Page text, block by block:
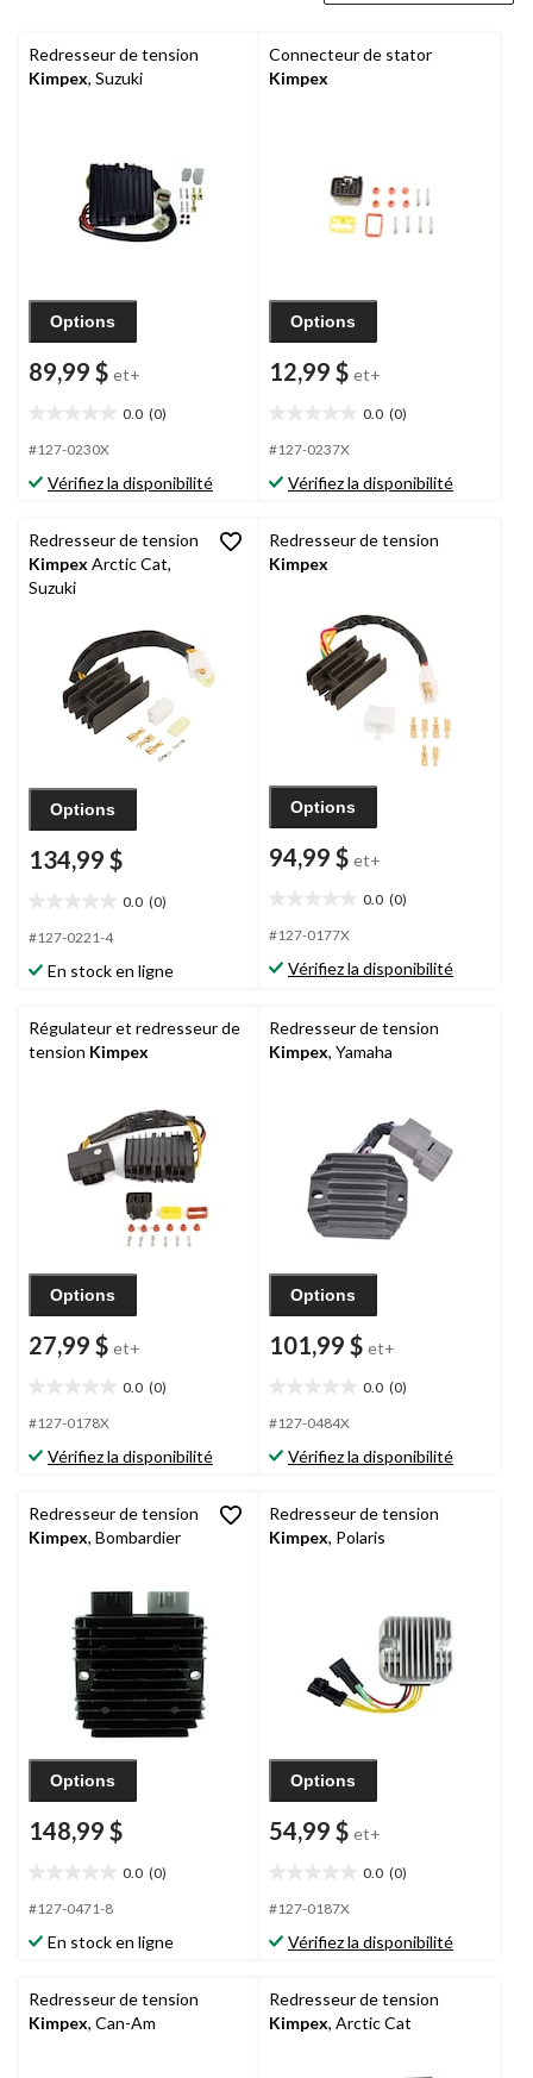
Redresseur de tension
Kimpex, Suzuki
Options
89,99 $ et+
0.0 (0)
étoile(s)
5.
#127-0230X
Vérifiez la disponibilité
Connecteur de stator
Kimpex
Options
12,99 $ et+
0.0 (0)
étoile(s)
5.
#127-0237X
Vérifiez la disponibilité
Redresseur de tension
Kimpex Arctic Cat,
Suzuki
Options
134,99 $
0.0 (0)
étoile(s)
5.
#127-0221-4
En stock en ligne
Redresseur de tension
Kimpex
Options
94,99 $ et+
0.0 (0)
étoile(s)
5.
#127-0177X
Vérifiez la disponibilité
Régulateur et redresseur de
tension Kimpex
Options
27,99 $ et+
0.0 (0)
étoile(s)
5.
#127-0178X
Vérifiez la disponibilité
Redresseur de tension
Kimpex, Yamaha
Options
101,99 $ et+
0.0 (0)
étoile(s)
5.
#127-0484X
Vérifiez la disponibilité
Redresseur de tension
Kimpex, Bombardier
Options
148,99 $
0.0 (0)
étoile(s)
5.
#127-0471-8
En stock en ligne
Redresseur de tension
Kimpex, Polaris
Options
54,99 $ et+
0.0 (0)
étoile(s)
5.
#127-0187X
Vérifiez la disponibilité
Redresseur de tension
Kimpex, Can-Am
Redresseur de tension
Kimpex, Arctic Cat